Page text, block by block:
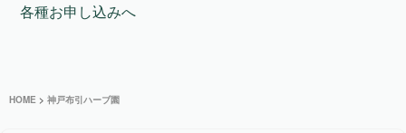
各種お申し込みへ
HOME > 神戸布引ハーブ園